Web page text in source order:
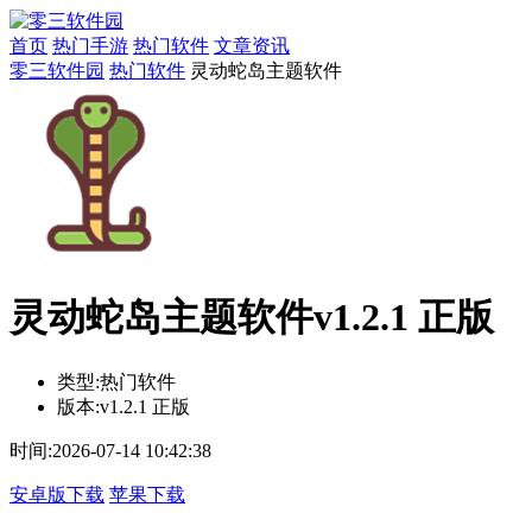
首页 热门手游 热门软件 文章资讯
零三软件园 热门软件 灵动蛇岛主题软件
灵动蛇岛主题软件v1.2.1 正版
类型:热门软件
版本:v1.2.1 正版
时间:2026-07-14 10:42:38
安卓版下载 苹果下载